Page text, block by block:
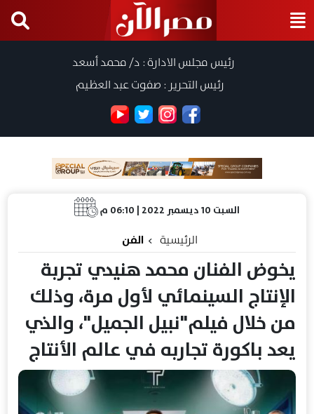
رئيس مجلس الادارة : د/ محمد أسعد
رئيس التحرير : صفوت عبد العظيم
السبت 10 ديسمبر 2022 | 06:10 م
الرئيسية الفن
يخوض الفنان محمد هنيدي تجربة
الإنتاج السينمائي لأول مرة، وذلك
من خلال فيلم"نبيل الجميل"، والذي
يعد باكورة تجاربه في عالم الأنتاج